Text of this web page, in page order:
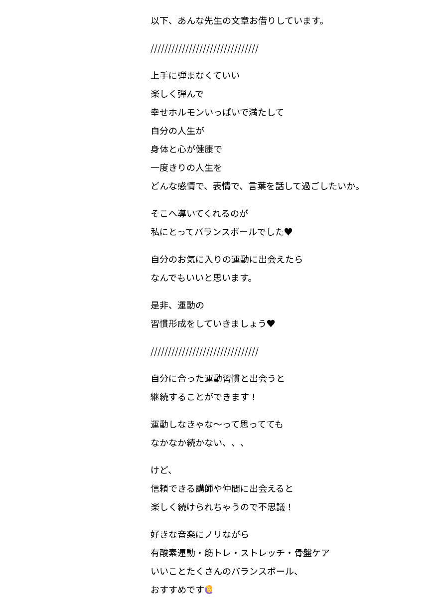
以下、あんな先生の文章お借りしています。
///////////////////////////////
上手に弾まなくていい
楽しく弾んで
幸せホルモンいっぱいで満たして
自分の人生が
身体と心が健康で
一度きりの人生を
どんな感情で、表情で、言葉を話して過ごしたいか。
そこへ導いてくれるのが
私にとってバランスボールでした♥
自分のお気に入りの運動に出会えたら
なんでもいいと思います。
是非、運動の
習慣形成をしていきましょう♥
///////////////////////////////
自分に合った運動習慣と出会うと
継続することができます！
運動しなきゃな〜って思ってても
なかなか続かない、、、
けど、
信頼できる講師や仲間に出会えると
楽しく続けられちゃうので不思議！
好きな音楽にノリながら
有酸素運動・筋トレ・ストレッチ・骨盤ケア
いいことたくさんのバランスボール、
おすすめです